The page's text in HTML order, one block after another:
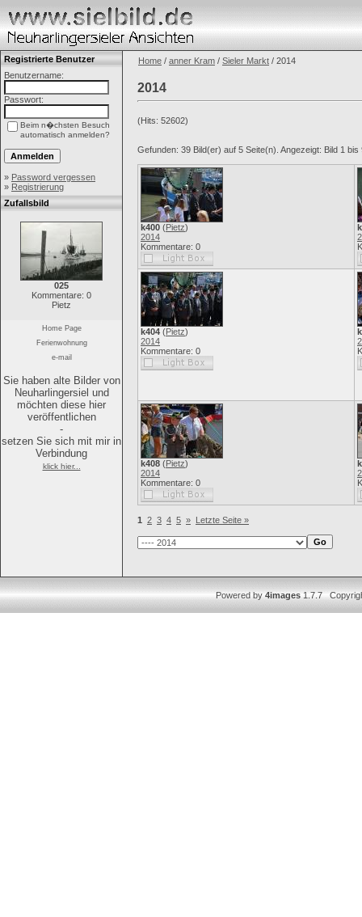
Registrierte Benutzer
Benutzername:
Passwort:
Beim n�chsten Besuch
automatisch anmelden?
» Password vergessen
» Registrierung
Zufallsbild
025
Kommentare: 0
Pietz
Home Page
Ferienwohnung
e-mail
Sie haben alte Bilder von
Neuharlingersiel und
möchten diese hier
veröffentlichen
-
setzen Sie sich mit mir in
Verbindung
klick hier...
Home / anner Kram / Sieler Markt / 2014
2014
(Hits: 52602)
Gefunden: 39 Bild(er) auf 5 Seite(n). Angezeigt: Bild 1 bis
k400 (Pietz)
2014
Kommentare: 0
k404 (Pietz)
2014
Kommentare: 0
k408 (Pietz)
2014
Kommentare: 0
1 2 3 4 5 » Letzte Seite »
Powered by4images1.7.7